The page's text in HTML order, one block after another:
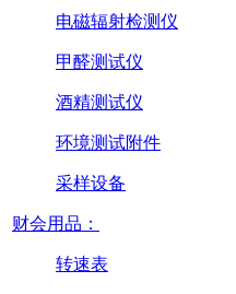
电磁辐射检测仪
甲醛测试仪
酒精测试仪
环境测试附件
采样设备
财会用品：
转速表